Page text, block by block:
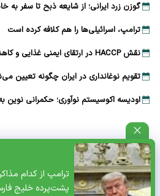
ترامپ از کدام
پشت‌پرده خلیج
گوزن زرد ایرانی؛ از شایعه ذبح تا سفر به
ترامپ، اسرائیلی‌ها را هم کلافه کرده است
نقش HACCP در ارتقای ایمنی غذایی و کاهش خطرات تولید
تقویم نوغانداری در ایران چگونه تعیین
اودیسه اکوسیستم نوآوری؛ حکمرانی نوین
چندرسانه‌ای